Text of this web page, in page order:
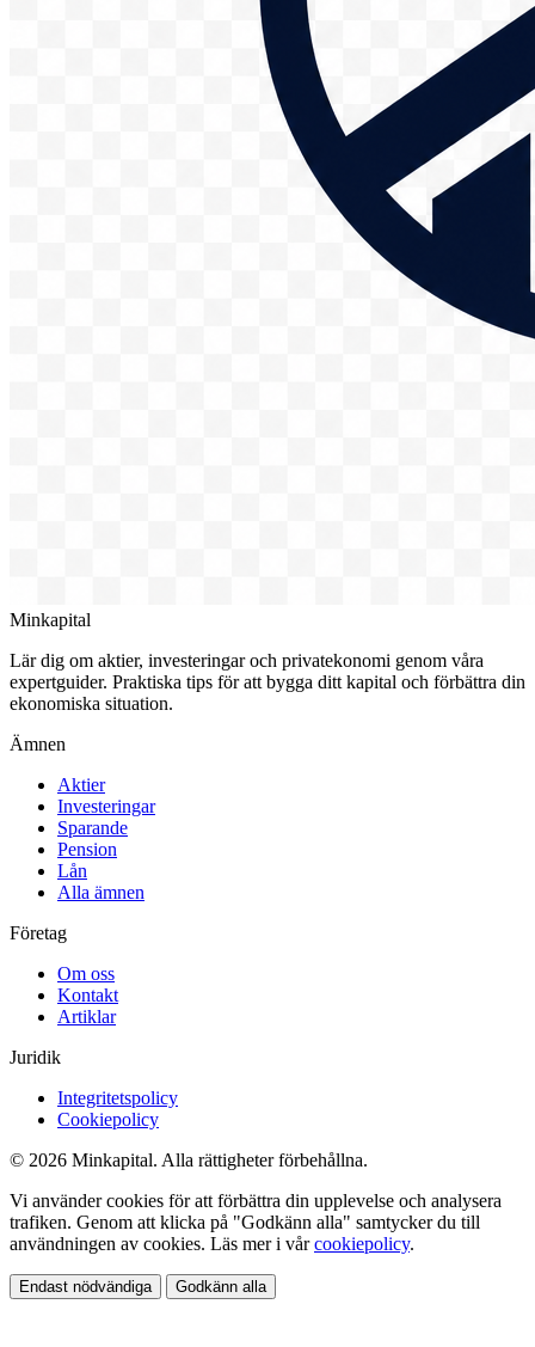
Minkapital
Lär dig om aktier, investeringar och privatekonomi genom våra
expertguider. Praktiska tips för att bygga ditt kapital och förbättra din
ekonomiska situation.
Ämnen
Aktier
Investeringar
Sparande
Pension
Lån
Alla ämnen
Företag
Om oss
Kontakt
Artiklar
Juridik
Integritetspolicy
Cookiepolicy
© 2026 Minkapital. Alla rättigheter förbehållna.
Vi använder cookies för att förbättra din upplevelse och analysera
trafiken. Genom att klicka på "Godkänn alla" samtycker du till
användningen av cookies. Läs mer i vårcookiepolicy.
Endast nödvändiga Godkänn alla